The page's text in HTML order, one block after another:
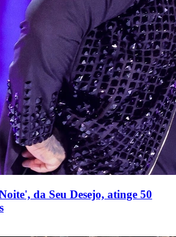
da Seu Desejo, atinge 50